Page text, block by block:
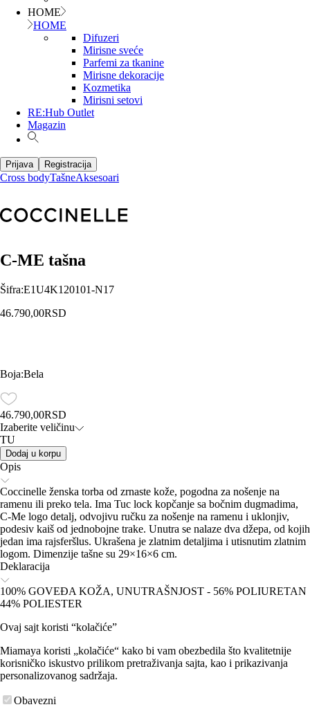
HOME
HOME
Difuzeri
Mirisne sveće
Parfemi za tkanine
Mirisne dekoracije
Kozmetika
Mirisni setovi
RE:Hub Outlet
Magazin
Prijava Registracija
Cross bodyTašneAksesoari
C-ME tašna
Šifra:E1U4K120101-N17
46.790,00RSD
Boja:Bela
46.790,00RSD
Izaberite veličinu
TU
Dodaj u korpu
Opis
Coccinelle ženska torba od zrnaste kože, pogodna za nošenje na
ramenu ili preko tela. Ima Tuc lock kopčanje sa bočnim dugmadima,
C-Me logo detalj, odvojivu ručku za nošenje na ramenu i uklonjiv,
podesiv kaiš od jednobojne trake. Unutra se nalaze dva džepa, od kojih
jedan ima rajsferšlus. Ukrašena je zlatnim detaljima i utisnutim zlatnim
logom. Dimenzije tašne su 29×16×6 cm.
Deklaracija
100% GOVEĐA KOŽA, UNUTRAŠNJOST - 56% POLIURETAN
44% POLIESTER
Ovaj sajt koristi “kolačiće”
Miamaya koristi „kolačiće“ kako bi vam obezbedila što kvalitetnije
korisničko iskustvo prilikom pretraživanja sajta, kao i prikazivanja
personalizovanog sadržaja.
Obavezni